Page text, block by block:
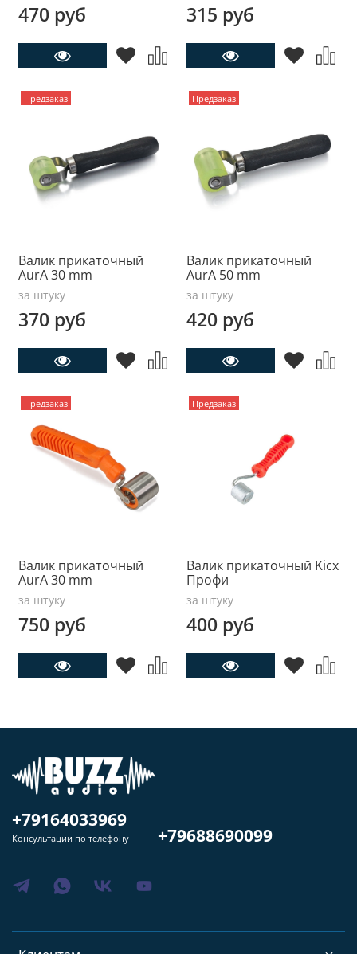
470 руб 315 руб
Предзаказ
Валик прикаточный
AurA 30 mm
за штуку
370 руб
Предзаказ
Валик прикаточный
AurA 50 mm
за штуку
420 руб
Предзаказ
Валик прикаточный
AurA 30 mm
за штуку
750 руб
Предзаказ
Валик прикаточный Kicx
Профи
за штуку
400 руб
+79164033969
Консультации по телефону +79688690099